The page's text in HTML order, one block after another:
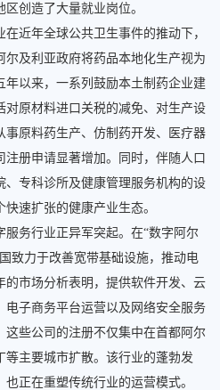
创造了大量就业岗位。
年全球公共卫生事件的推动下，
及利亚政府将药品本地化生产视为
年以来，一系列鼓励本土制药企业建
对原材料进口关税的减免、对生产设
事原料药生产、仿制药开发、医疗器
册申请显著增加。同时，伴随人口
、专科诊所及健康管理服务机构的设
速扩张的健康产业生态。
务行业正异军突起。在“数字阿尔
致力于改善宽带基础设施，推动电
的市场分析表明，提供软件开发、云
电子商务平台运营以及网络安全服务
这些公司的注册不仅集中在首都阿尔
等主要城市扩散。该行业的蓬勃发
正在重塑传统行业的运营模式。